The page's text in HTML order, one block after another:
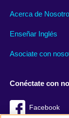
Acerca de
Enseñar Inglés
Asociate con
Conéctate con
Facebook